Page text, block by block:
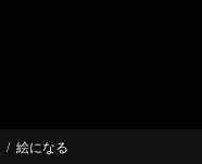
絵になる